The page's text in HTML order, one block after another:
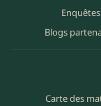
Enquêtes
Blogs
Carte des